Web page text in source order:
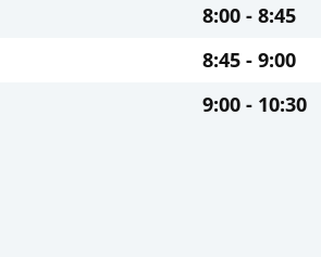
8:00 - 8:45
8:45 - 9:00
9:00 - 10:30